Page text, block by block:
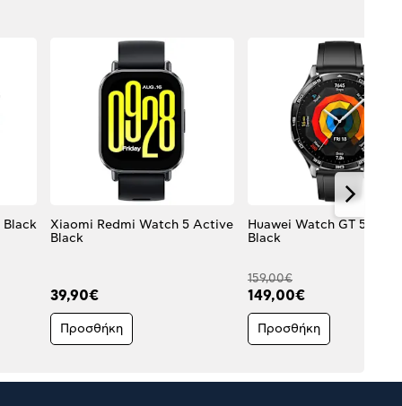
Xiaomi Watch S5 46mm Black
Xiaomi Redmi Watch 5 Active
Black
39,90€
Προσθήκη
Huawei Watch GT 5
Black
159,00€
149,00€
Προσθήκη